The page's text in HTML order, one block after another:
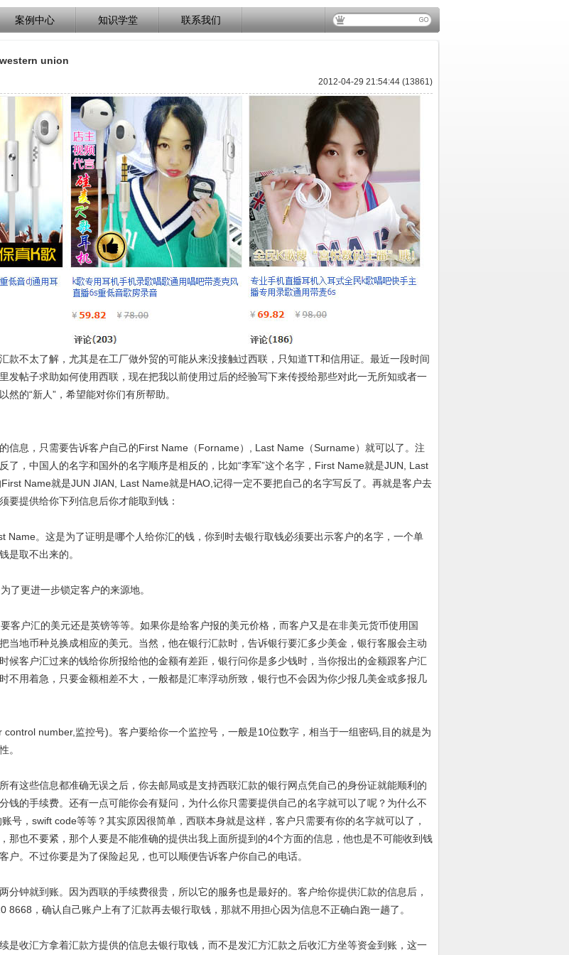
案例中心 知识学堂 联系我们
western union
2012-04-29 21:54:44 (13861)
款不太了解，尤其是在工厂做外贸的可能从来没接触过西联，只知道TT和信用证。最近一段时间
发帖子求助如何使用西联，现在把我以前使用过后的经验写下来传授给那些对此一无所知或者一
然的“新人”，希望能对你们有所帮助。
信息，只需要告诉客户自己的First Name（Forname）, Last Name（Surname）就可以了。注
了，中国人的名字和国外的名字顺序是相反的，比如“李军”这个名字，First Name就是JUN, Last
Name就是JUN JIAN, Last Name就是HAO,记得一定不要把自己的名字写反了。再就是客户去
要提供给你下列信息后你才能取到钱：
Name。这是为了证明是哪个人给你汇的钱，你到时去银行取钱必须要出示客户的名字，一个单
是取不出来的。
了更进一步锁定客户的来源地。
客户汇的美元还是英镑等等。如果你是给客户报的美元价格，而客户又是在非美元货币使用国
当地币种兑换成相应的美元。当然，他在银行汇款时，告诉银行要汇多少美金，银行客服会主动
候客户汇过来的钱给你所报给他的金额有差距，银行问你是多少钱时，当你报出的金额跟客户汇
不用着急，只要金额相差不大，一般都是汇率浮动所致，银行也不会因为你少报几美金或多报几
number,监控号)。客户要给你一个监控号，一般是10位数字，相当于一组密码,目的就是为
。
有这些信息都准确无误之后，你去邮局或是支持西联汇款的银行网点凭自己的身份证就能顺利的
钱的手续费。还有一点可能你会有疑问，为什么你只需要提供自己的名字就可以了呢？为什么不
号，swift code等等？其实原因很简单，西联本身就是这样，客户只需要有你的名字就可以了，
那也不要紧，那个人要是不能准确的提供出我上面所提到的4个方面的信息，他也是不可能收到钱
户。不过你要是为了保险起见，也可以顺便告诉客户你自己的电话。
分钟就到账。因为西联的手续费很贵，所以它的服务也是最好的。客户给你提供汇款的信息后，
8668，确认自己账户上有了汇款再去银行取钱，那就不用担心因为信息不正确白跑一趟了。
是收汇方拿着汇款方提供的信息去银行取钱，而不是发汇方汇款之后收汇方坐等资金到账，这一